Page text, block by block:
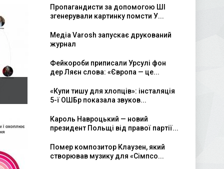
Пропагандисти за допомогою ШІ
згенерували картинку помсти У...
Медіа Varosh запускає друкований
журнал
Фейкороби приписали Урсулі фон
дер Ляєн слова: «Європа — це...
«Купи тишу для хлопців»: інсталяція
5-ї ОШБр показала звуков...
Кароль Навроцький — новий
президент Польщі від правої партії...
Помер композитор Клаузен, який
створював музику для «Сімпсо...